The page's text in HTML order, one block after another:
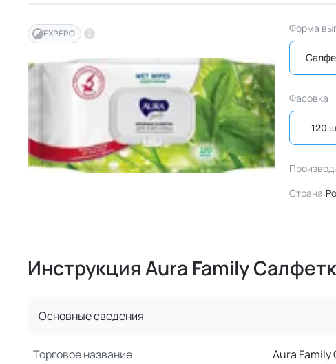
EXPERO Форма
Фасовка
120
Страна:
Инструкция Aura Family
Основные сведения
Торговое название Aura Family